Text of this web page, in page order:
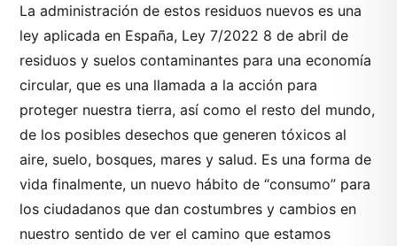
La administración de estos residuos nuevos es una
ley aplicada en España, Ley 7/2022 8 de abril de
residuos y suelos contaminantes para una economía
circular, que es una llamada a la acción para
proteger nuestra tierra, así como el resto del mundo,
de los posibles desechos que generen tóxicos al
aire, suelo, bosques, mares y salud. Es una forma de
vida finalmente, un nuevo hábito de “consumo” para
los ciudadanos que dan costumbres y cambios en
nuestro sentido de ver el camino que estamos